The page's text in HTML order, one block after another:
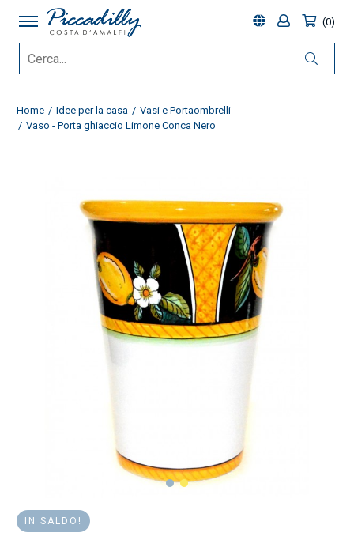
0
Home Idee per la casa
Vasi e Portaombrelli
Vaso - Porta ghiaccio Limone Conca Nero
IN SALDO!